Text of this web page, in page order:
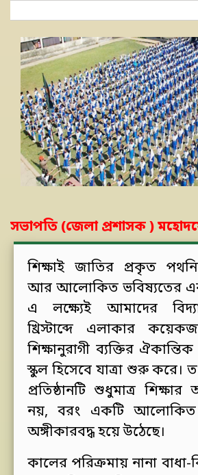
Previous
সভাপতি (জেলা প্রশাসক )
শিক্ষাই জাতির প্রকৃত
আর আলোকিত ভবিষ্যতের
এ লক্ষ্যেই আমাদের
খ্রিস্টাব্দে এলাকার
শিক্ষানুরাগী ব্যক্তির
স্কুল হিসেবে যাত্রা শুরু
প্রতিষ্ঠানটি শুধুমাত্র
নয়, বরং একটি আলোকিত
অঙ্গীকারবদ্ধ হয়ে উঠেছে।
কালের পরিক্রমায় নানা বাধা-